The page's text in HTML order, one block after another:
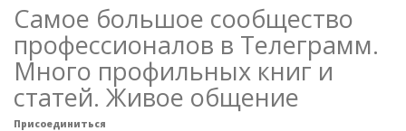
Самое большое сообщество
профессионалов в Телеграмм.
Много профильных книг и
статей. Живое общение
Присоединиться